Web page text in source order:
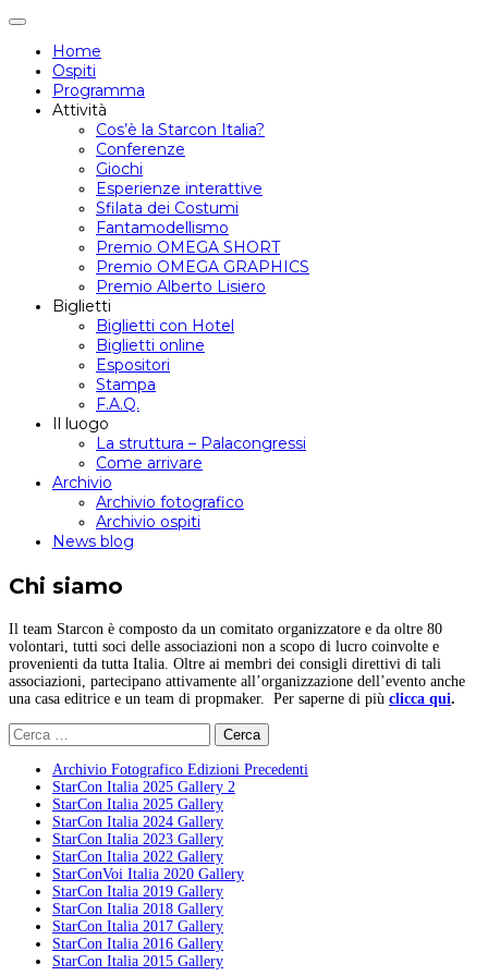
Attiva/disattiva
navigazione
Home
Ospiti
Programma
Attività
Cos’è la Starcon Italia?
Conferenze
Giochi
Esperienze interattive
Sfilata dei Costumi
Fantamodellismo
Premio OMEGA SHORT
Premio OMEGA GRAPHICS
Premio Alberto Lisiero
Biglietti
Biglietti con Hotel
Biglietti online
Espositori
Stampa
F.A.Q.
Il luogo
La struttura – Palacongressi
Come arrivare
Archivio
Archivio fotografico
Archivio ospiti
News blog
Chi siamo
Il team Starcon è composto da un comitato organizzatore e da oltre 80
volontari, tutti soci delle associazioni non a scopo di lucro coinvolte e
provenienti da tutta Italia. Oltre ai membri dei consigli direttivi di tali
associazioni, partecipano attivamente all’organizzazione dell’evento anche
una casa editrice e un team di propmaker. Per saperne di più clicca qui.
Ricerca
per:
Archivio Fotografico Edizioni Precedenti
StarCon Italia 2025 Gallery 2
StarCon Italia 2025 Gallery
StarCon Italia 2024 Gallery
StarCon Italia 2023 Gallery
StarCon Italia 2022 Gallery
StarConVoi Italia 2020 Gallery
StarCon Italia 2019 Gallery
StarCon Italia 2018 Gallery
StarCon Italia 2017 Gallery
StarCon Italia 2016 Gallery
StarCon Italia 2015 Gallery